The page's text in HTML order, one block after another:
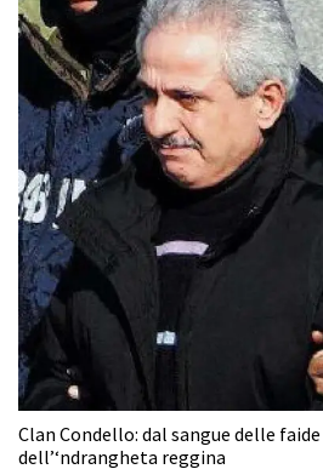
Clan Condello: dal sangue delle
dell’‘ndrangheta reggina